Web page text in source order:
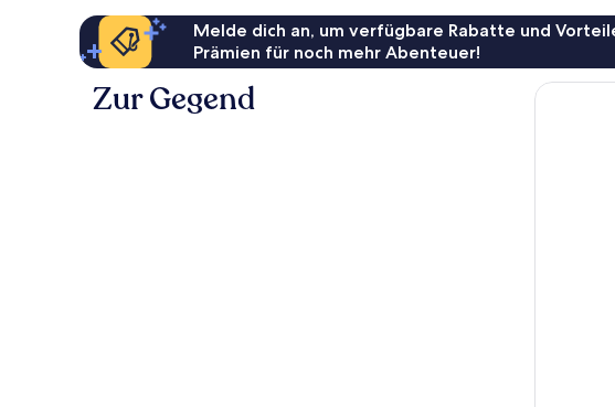
Melde dich an, um verfügbare Rabatte und
Prämien für noch mehr Abenteuer!
Zur Gegend